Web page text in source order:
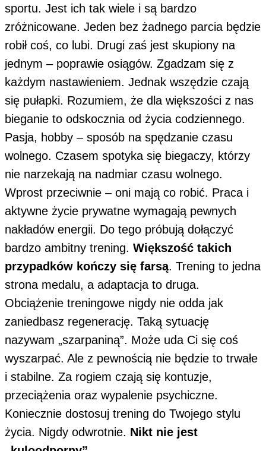
sportu. Jest ich tak wiele i są bardzo
zróżnicowane. Jeden bez żadnego parcia będzie
robił coś, co lubi. Drugi zaś jest skupiony na
jednym – poprawie osiągów. Zgadzam się z
każdym nastawieniem. Jednak wszędzie czają
się pułapki. Rozumiem, że dla większości z nas
bieganie to odskocznia od życia codziennego.
Pasja, hobby – sposób na spędzanie czasu
wolnego. Czasem spotyka się biegaczy, którzy
nie narzekają na nadmiar czasu wolnego.
Wprost przeciwnie – oni mają co robić. Praca i
aktywne życie prywatne wymagają pewnych
nakładów energii. Do tego próbują dołączyć
bardzo ambitny trening. Większość takich
przypadków kończy się farsą. Trening to jedna
strona medalu, a adaptacja to druga.
Obciążenie treningowe nigdy nie odda jak
zaniedbasz regenerację. Taką sytuację
nazywam „szarpaniną”. Może uda Ci się coś
wyszarpać. Ale z pewnością nie będzie to trwałe
i stabilne. Za rogiem czają się kontuzje,
przeciążenia oraz wypalenie psychiczne.
Koniecznie dostosuj trening do Twojego stylu
życia. Nigdy odwrotnie. Nikt nie jest